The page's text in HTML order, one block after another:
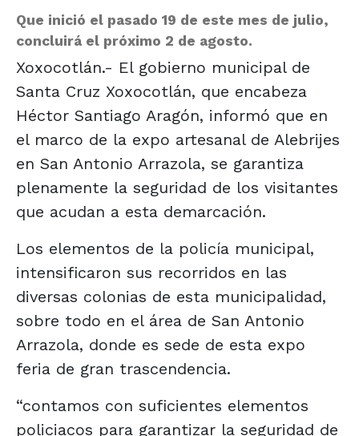
Que inició el pasado 19 de este mes de julio,
concluirá el próximo 2 de agosto.
Xoxocotlán.- El gobierno municipal de
Santa Cruz Xoxocotlán, que encabeza
Héctor Santiago Aragón, informó que en
el marco de la expo artesanal de Alebrijes
en San Antonio Arrazola, se garantiza
plenamente la seguridad de los visitantes
que acudan a esta demarcación.
Los elementos de la policía municipal,
intensificaron sus recorridos en las
diversas colonias de esta municipalidad,
sobre todo en el área de San Antonio
Arrazola, donde es sede de esta expo
feria de gran trascendencia.
“contamos con suficientes elementos
policiacos para garantizar la seguridad de